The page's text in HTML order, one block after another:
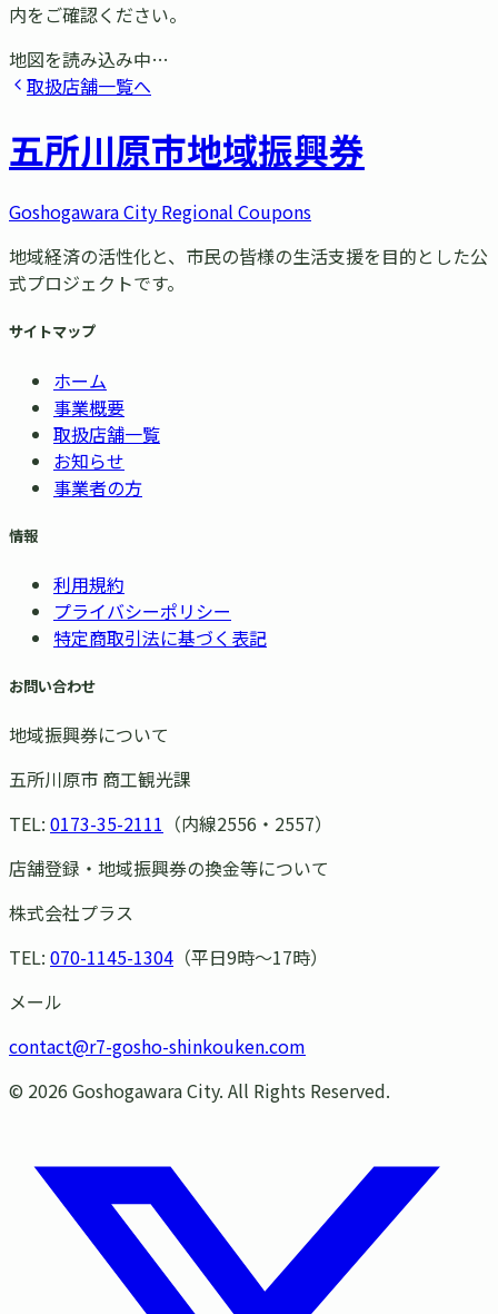
内をご確認ください。
地図を読み込み中…
取扱店舗一覧へ
五所川原市地域振興券
Goshogawara City Regional Coupons
地域経済の活性化と、市民の皆様の生活支援を目的とした公
式プロジェクトです。
サイトマップ
ホーム
事業概要
取扱店舗一覧
お知らせ
事業者の方
情報
利用規約
プライバシーポリシー
特定商取引法に基づく表記
お問い合わせ
地域振興券について
五所川原市 商工観光課
TEL: 0173-35-2111 （内線2556・2557）
店舗登録・地域振興券の換金等について
株式会社プラス
TEL: 070-1145-1304 （平日9時〜17時）
メール
contact@r7-gosho-shinkouken.com
© 2026 Goshogawara City. All Rights Reserved.